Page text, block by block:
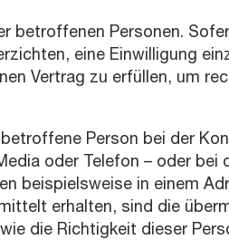
betroffenen Personen.
eine Einwilligung
Vertrag zu erfüllen, um
Person bei der
oder Telefon – oder bei
beispielsweise in einem
erhalten, sind die
die Richtigkeit dieser